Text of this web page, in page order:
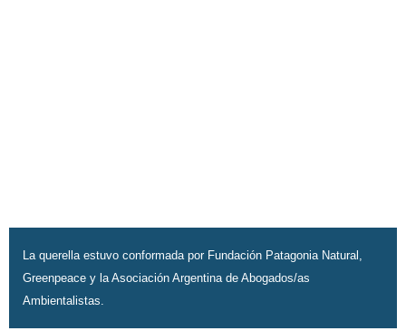
La querella estuvo conformada por Fundación Patagonia Natural,
Greenpeace y la Asociación Argentina de Abogados/as
Ambientalistas.